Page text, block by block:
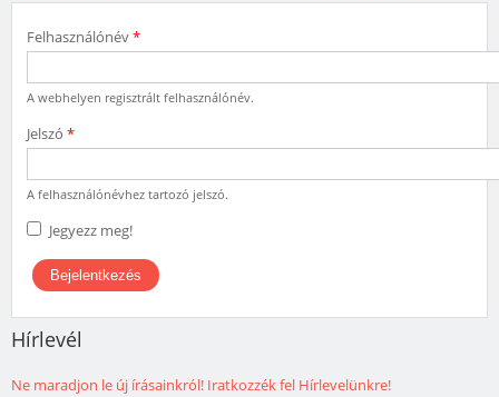
Felhasználónév*
A webhelyen regisztrált felhasználónév.
Jelszó *
A felhasználónévhez tartozó jelszó.
Jegyezz meg!
Hírlevél
Ne maradjon le új írásainkról! Iratkozzék fel Hírlevelünkre!